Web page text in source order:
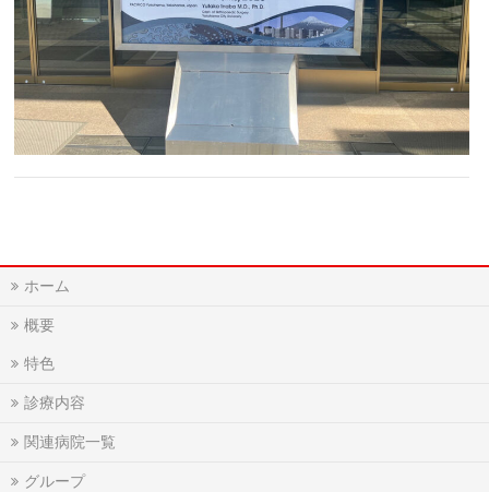
ホーム
概要
特色
診療内容
関連病院一覧
グループ